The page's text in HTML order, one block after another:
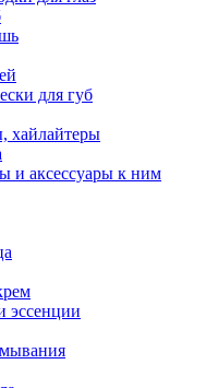
для губ
хайлайтеры
и аксессуары к ним
эссенции